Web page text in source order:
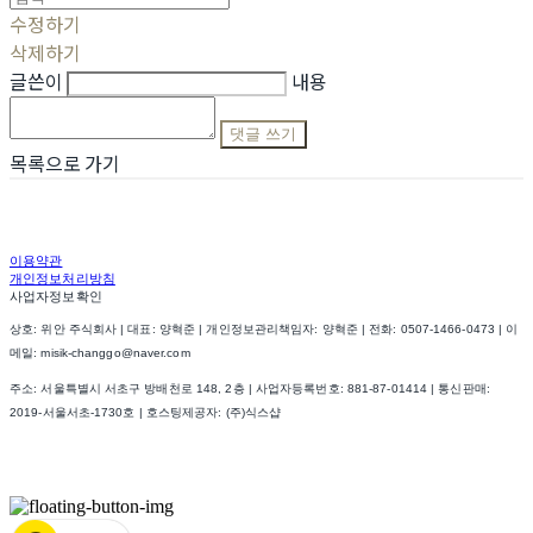
수정하기
삭제하기
글쓴이
내용
댓글 쓰기
목록으로 가기
이용약관
개인정보처리방침
사업자정보확인
상호: 위안 주식회사 | 대표: 양혁준 | 개인정보관리책임자: 양혁준 | 전화: 0507-1466-0473 | 이
메일: misik-changgo@naver.com
주소: 서울특별시 서초구 방배천로 148, 2층 | 사업자등록번호: 881-87-01414 | 통신판매:
2019-서울서초-1730호
| 호스팅제공자: (주)식스샵